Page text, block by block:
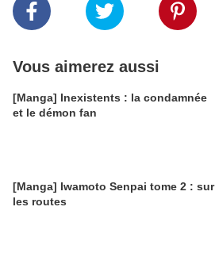
Vous aimerez aussi
[Manga] Inexistents : la condamnée
et le démon fan
[Manga] Iwamoto Senpai tome 2 : sur
les routes